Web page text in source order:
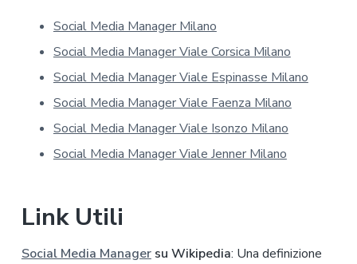
Social Media Manager Milano
Social Media Manager Viale Corsica Milano
Social Media Manager Viale Espinasse Milano
Social Media Manager Viale Faenza Milano
Social Media Manager Viale Isonzo Milano
Social Media Manager Viale Jenner Milano
Link Utili
Social Media Managersu Wikipedia: Una definizione